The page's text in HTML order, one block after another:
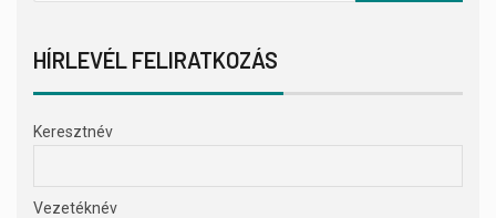
HÍRLEVÉL FELIRATKOZÁS
Keresztnév
Vezetéknév